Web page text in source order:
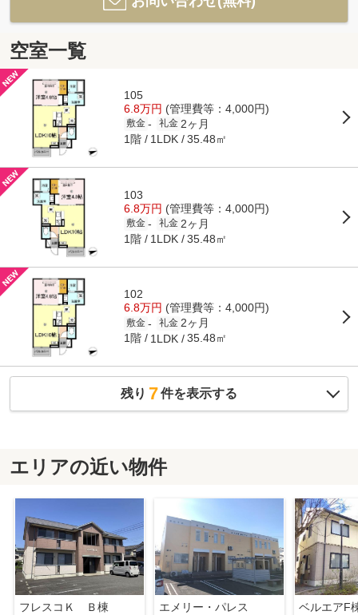
空室一覧
105
6.8万円 (管理費等：4,000円)
敷金 - 礼金 2ヶ月
1階 1LDK 35.48㎡
103
6.8万円 (管理費等：4,000円)
敷金 - 礼金 2ヶ月
1階 1LDK 35.48㎡
102
6.8万円 (管理費等：4,000円)
敷金 - 礼金 2ヶ月
1階 1LDK 35.48㎡
残り 7件を表示する
エリアの近い物件
フレスコＫ Ｂ棟
エメリー・パレス
ベルエアF